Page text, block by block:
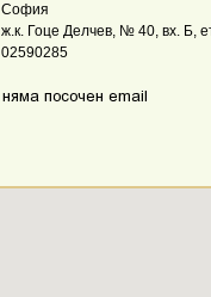
София
ж.к. Гоце Делчев, № 40, вх. Б,
02590285